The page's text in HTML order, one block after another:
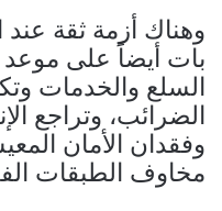
وهناك أزمة ثقة عند
بات أيضاً على
السلع والخدمات
الضرائب، وتراجع
وفقدان الأمان
مخاوف الطبقات